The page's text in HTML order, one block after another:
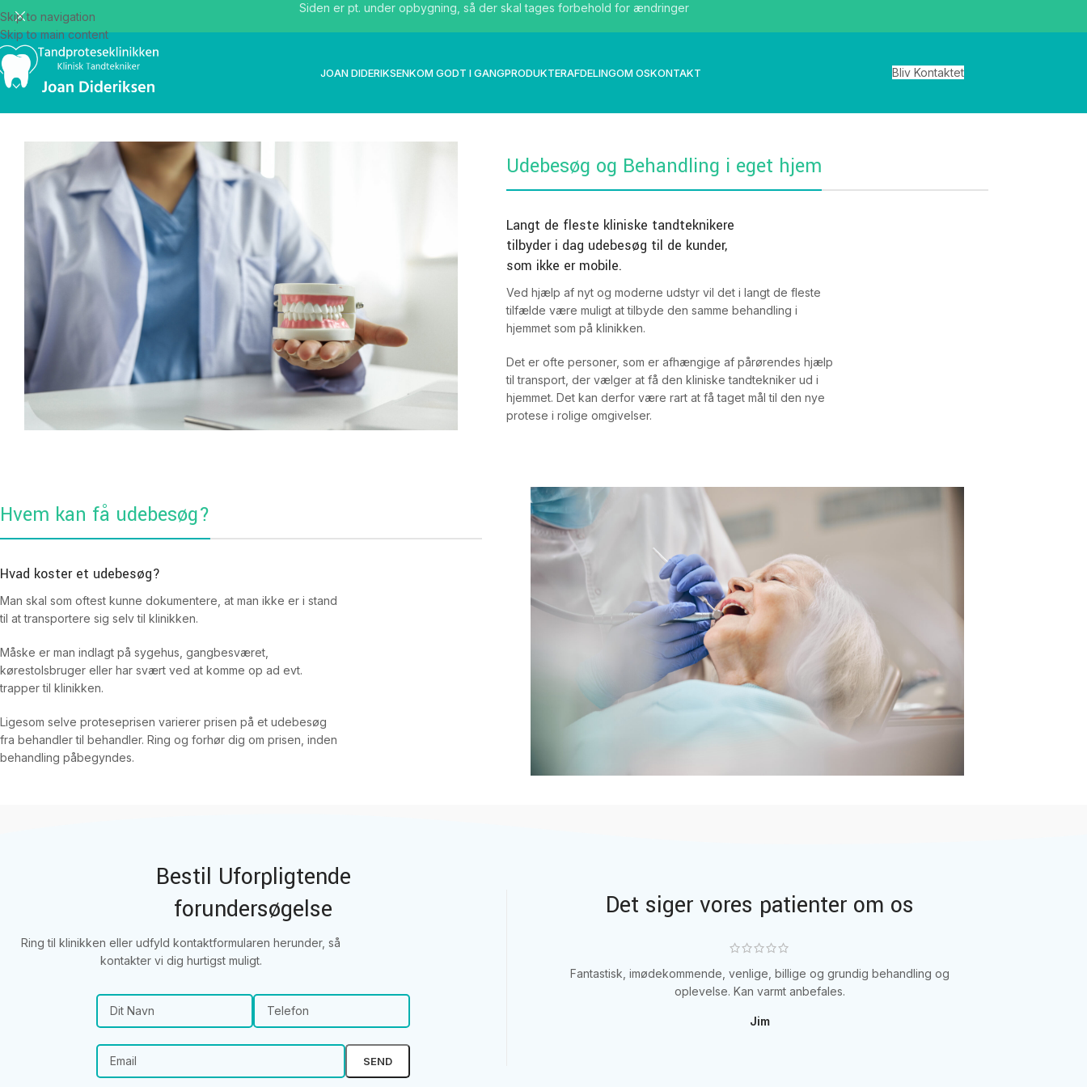
Skip to navigation
Skip to main content
Siden er pt. under opbygning, så der skal tages forbehold for ændringer
JOAN DIDERIKSENKOM GODT I GANGPRODUKTERAFDELINGOM OSKONTAKT Bliv Kontaktet
Udebesøg og Behandling i eget hjem
Langt de fleste kliniske tandteknikere
tilbyder i dag udebesøg til de kunder,
som ikke er mobile.
Ved hjælp af nyt og moderne udstyr vil det i langt de fleste
tilfælde være muligt at tilbyde den samme behandling i
hjemmet som på klinikken.
Det er ofte personer, som er afhængige af pårørendes hjælp
til transport, der vælger at få den kliniske tandtekniker ud i
hjemmet. Det kan derfor være rart at få taget mål til den nye
protese i rolige omgivelser.
Hvem kan få udebesøg?
Hvad koster et udebesøg?
Man skal som oftest kunne dokumentere, at man ikke er i stand
til at transportere sig selv til klinikken.
Måske er man indlagt på sygehus, gangbesværet,
kørestolsbruger eller har svært ved at komme op ad evt.
trapper til klinikken.
Ligesom selve proteseprisen varierer prisen på et udebesøg
fra behandler til behandler. Ring og forhør dig om prisen, inden
behandling påbegyndes.
Bestil Uforpligtende
forundersøgelse
Ring til klinikken eller udfyld kontaktformularen herunder, så
kontakter vi dig hurtigst muligt.
Det siger vores patienter om os
Fantastisk, imødekommende, venlige, billige og grundig behandling og
oplevelse. Kan varmt anbefales.
Jim